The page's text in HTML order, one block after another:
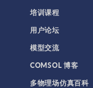
培训课程
用户论坛
模型交流
COMSOL 博客
多物理场仿真百科